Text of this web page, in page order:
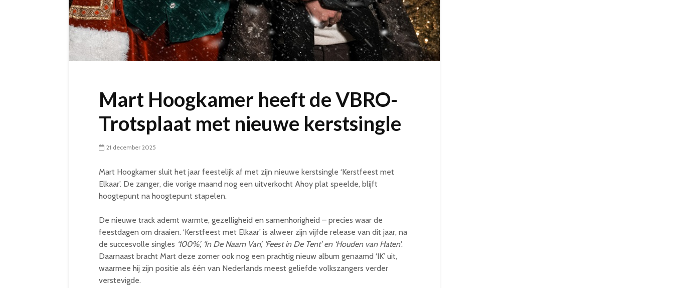
Mart Hoogkamer heeft de VBRO-
Trotsplaat met nieuwe kerstsingle
21 december 2025
Mart Hoogkamer sluit het jaar feestelijk af met zijn nieuwe kerstsingle ‘Kerstfeest met
Elkaar’. De zanger, die vorige maand nog een uitverkocht Ahoy plat speelde, blijft
hoogtepunt na hoogtepunt stapelen.
De nieuwe track ademt warmte, gezelligheid en samenhorigheid – precies waar de
feestdagen om draaien. ‘Kerstfeest met Elkaar’ is alweer zijn vijfde release van dit jaar, na
de succesvolle singles ‘100%’, ‘In De Naam Van’, ‘Feest in De Tent’ en ‘Houden van Haten’.
Daarnaast bracht Mart deze zomer ook nog een prachtig nieuw album genaamd ‘IK’ uit,
waarmee hij zijn positie als één van Nederlands meest geliefde volkszangers verder
verstevigde.